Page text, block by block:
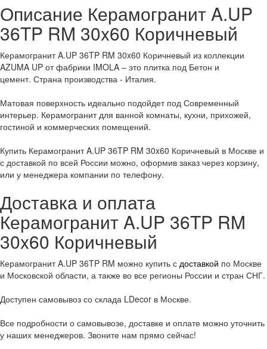
Описание Керамогранит A.UP
36TP RM 30x60 Коричневый
Керамогранит A.UP 36TP RM 30x60 Коричневый из коллекции
AZUMA UP от фабрики IMOLA – это плитка под Бетон и
цемент. Страна производства - Италия.
Матовая поверхность идеально подойдет под Современный
интерьер. Керамогранит для ванной комнаты, кухни, прихожей,
гостиной и коммерческих помещений.
Купить Керамогранит A.UP 36TP RM 30x60 Коричневый в Москве и
с доставкой по всей России можно, оформив заказ через корзину,
или у менеджера компании по телефону.
Доставка и оплата
Керамогранит A.UP 36TP RM
30x60 Коричневый
Керамогранит A.UP 36TP RM можно купить с доставкой по Москве
и Московской области, а также во все регионы России и стран СНГ.
Доступен самовывоз со склада LDecor в Москве.
Все подробности о самовывозе, доставке и оплате можно уточнить
у наших менеджеров. Звоните нам прямо сейчас!